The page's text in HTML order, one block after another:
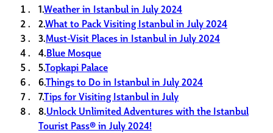
1.Weather in Istanbul in July 2024
2.What to Pack Visiting Istanbul in July 2024
3.Must-Visit Places in Istanbul in July 2024
4.Blue Mosque
5.Topkapi Palace
6.Things to Do in Istanbul in July 2024
7.Tips for Visiting Istanbul in July
8.Unlock Unlimited Adventures with the Istanbul
Tourist Pass® in July 2024!